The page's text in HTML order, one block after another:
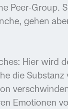
Peer-Group.
gehen
Hier wird
die
Emotionen